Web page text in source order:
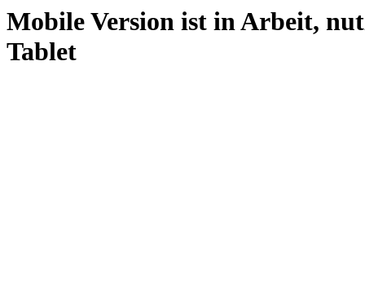
Mobile Version ist in Arbeit,
Tablet